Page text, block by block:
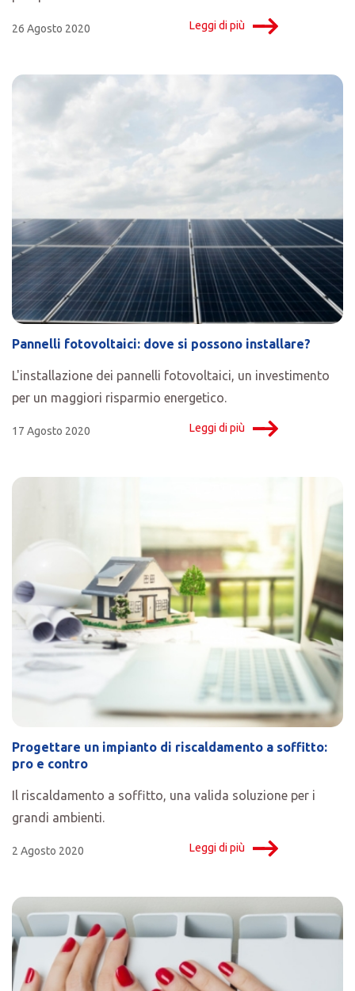
26 Agosto 2020 Leggi di più
Pannelli fotovoltaici: dove si possono installare?
L'installazione dei pannelli fotovoltaici, un investimento
per un maggiori risparmio energetico.
17 Agosto 2020 Leggi di più
Progettare un impianto di riscaldamento a soffitto:
pro e contro
Il riscaldamento a soffitto, una valida soluzione per i
grandi ambienti.
2 Agosto 2020 Leggi di più